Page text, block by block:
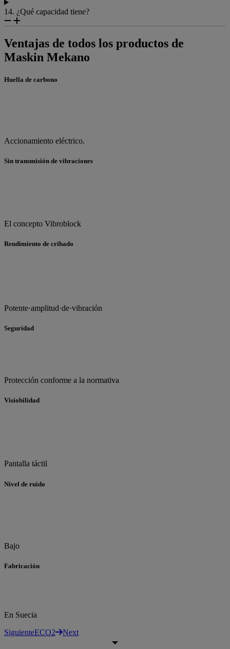
14. ¿Qué capacidad tiene?
Ventajas de todos los productos de
Maskin Mekano
Huella de carbono
Accionamiento eléctrico.
Sin transmisión de vibraciones
El concepto Vibroblock
Rendimiento de cribado
Potente·amplitud·de·vibración
Seguridad
Protección conforme a la normativa
Visiobilidad
Pantalla táctil
Nivel de ruido
Bajo
Fabricación
En Suecia
SiguienteECO2 Next